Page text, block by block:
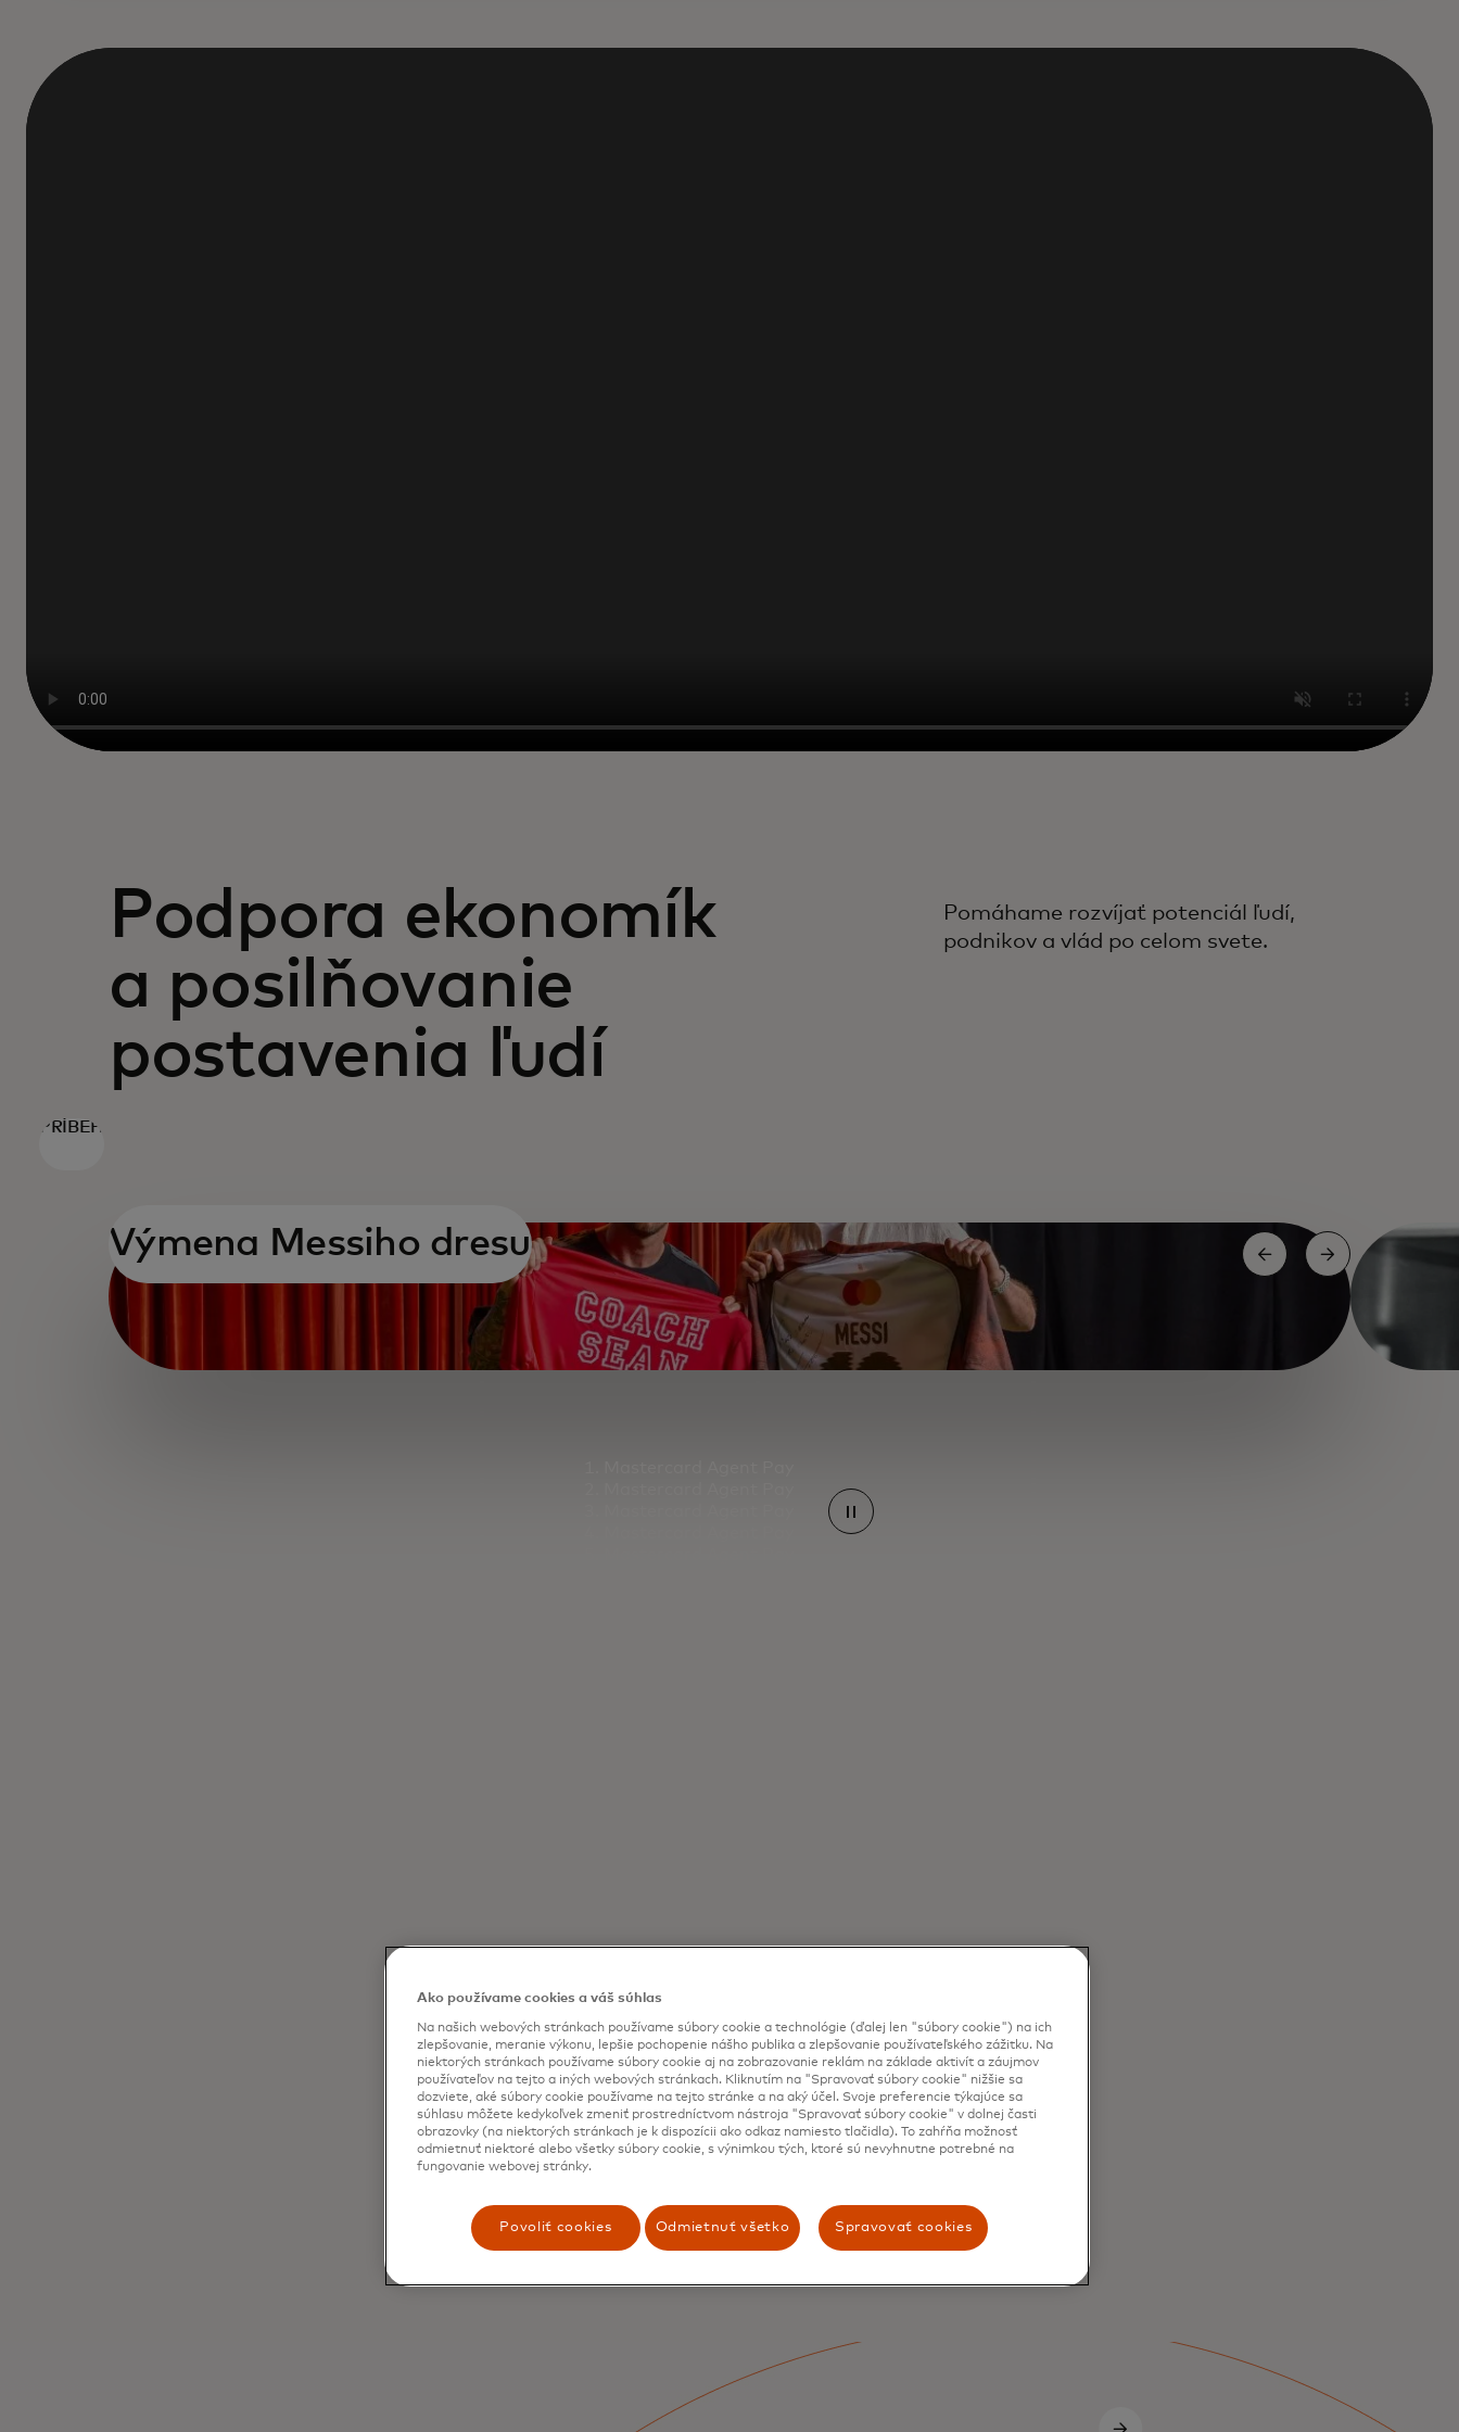
Podpora ekonomík
a posilňovanie
postavenia ľudí
Pomáhame rozvíjať potenciál ľudí,
podnikov a vlád po celom svete.
PRÍBEH
Výmena Messiho dresu
Ako používame cookies a váš súhlas
Na našich webových stránkach používame súbory cookie a technológie (ďalej len "súbory cookie") na ich
zlepšovanie, meranie výkonu, lepšie pochopenie nášho publika a zlepšovanie používateľského zážitku. Na
niektorých stránkach používame súbory cookie aj na zobrazovanie reklám na základe aktivít a záujmov
používateľov na tejto a iných webových stránkach. Kliknutím na "Spravovať súbory cookie" nižšie sa
dozviete, aké súbory cookie používame na tejto stránke a na aký účel. Svoje preferencie týkajúce sa
súhlasu môžete kedykoľvek zmeniť prostredníctvom nástroja "Spravovať súbory cookie" v dolnej časti
obrazovky (na niektorých stránkach je k dispozícii ako odkaz namiesto tlačidla). To zahŕňa možnosť
odmietnuť niektoré alebo všetky súbory cookie, s výnimkou tých, ktoré sú nevyhnutne potrebné na
fungovanie webovej stránky.
Povoliť cookies Odmietnuť všetko Spravovať cookies